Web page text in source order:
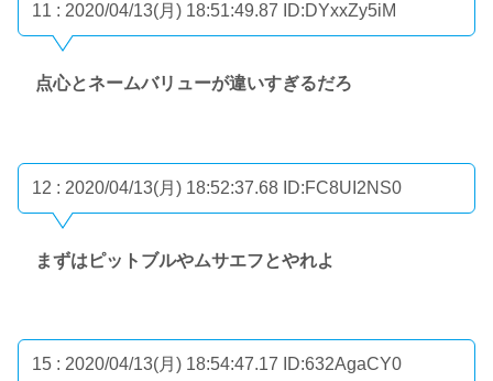
11 : 2020/04/13(月) 18:51:49.87 ID:DYxxZy5iM
点心とネームバリューが違いすぎるだろ
12 : 2020/04/13(月) 18:52:37.68 ID:FC8UI2NS0
まずはピットブルやムサエフとやれよ
15 : 2020/04/13(月) 18:54:47.17 ID:632AgaCY0